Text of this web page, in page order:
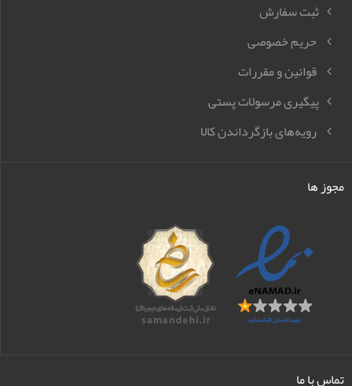
ثبت سفارش
حریم خصوصی
قوانین و مقررات
پیگیری مرسولات پستی
رویه‌های بازگرداندن کالا
مجوز ها
تماس با ما